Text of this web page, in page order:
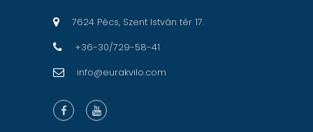
7624 Pécs, Szent István tér 17.
+36-30/729-58-41
info@eurakvilo.com